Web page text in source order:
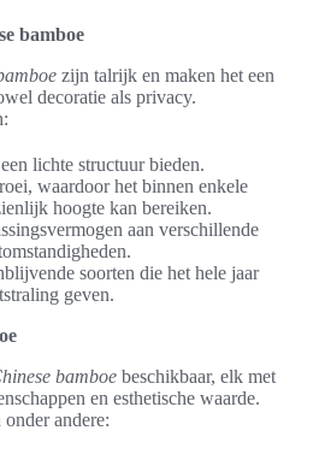
bamboe
zijn talrijk en maken het een
decoratie als privacy.
lichte structuur bieden.
waardoor het binnen enkele
hoogte kan bereiken.
aan verschillende
soorten die het hele jaar
geven.
bamboe beschikbaar, elk met
en esthetische waarde.
andere: